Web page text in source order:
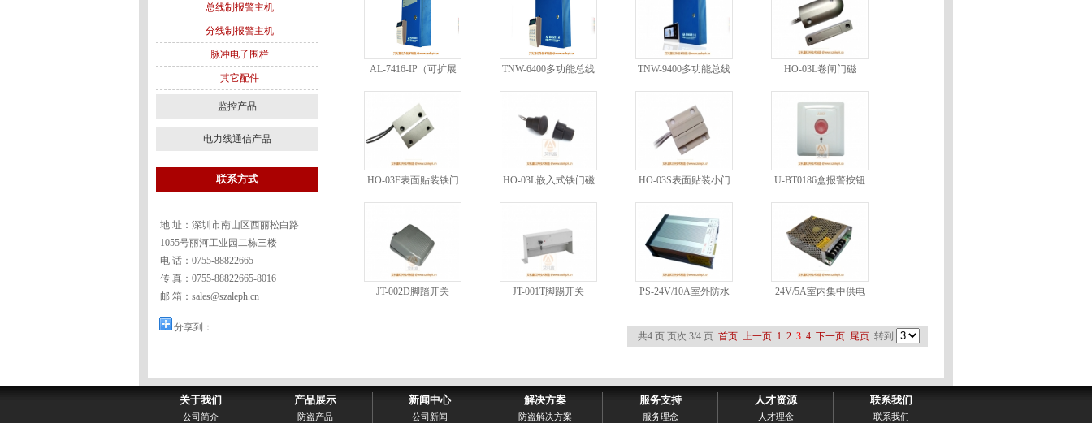
总线制报警主机
分线制报警主机
脉冲电子围栏
其它配件
监控产品
电力线通信产品
联系方式
地 址：深圳市南山区西丽松白路
1055号丽河工业园二栋三楼
电 话：0755-88822665
传 真：0755-88822665-8016
邮 箱：sales@szaleph.cn
分享到：
AL-7416-IP（可扩展
TNW-6400多功能总线
TNW-9400多功能总线
HO-03L卷闸门磁
HO-03F表面贴装铁门
HO-03L嵌入式铁门磁
HO-03S表面贴装小门
U-BT0186盒报警按钮
JT-002D脚踏开关 JT-001T脚踢开关
PS-24V/10A室外防水
24V/5A室内集中供电
共4 页 页次:3/4 页 首页 上一页 1 2 3 4 下一页 尾页 转到
关于我们
公司简介
产品展示
防盗产品
新闻中心
公司新闻
解决方案
防盗解决方案
服务支持
服务理念
人才资源
人才理念
联系我们
联系我们